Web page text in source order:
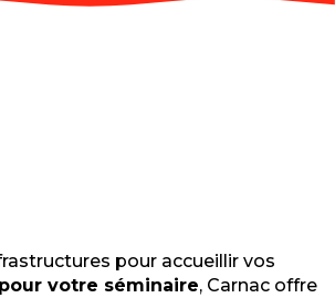
pour accueillir vos
votre séminaire, Carnac offre